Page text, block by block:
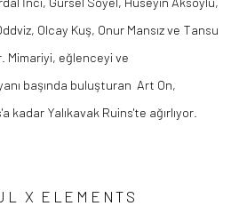
, Olcay Kuş, Onur Mansız ve Tansu
Mimariyi, eğlenceyi ve
başında buluşturan Art On,
kadar Yalıkavak Ruins'te ağırlıyor.
X ELEMENTS